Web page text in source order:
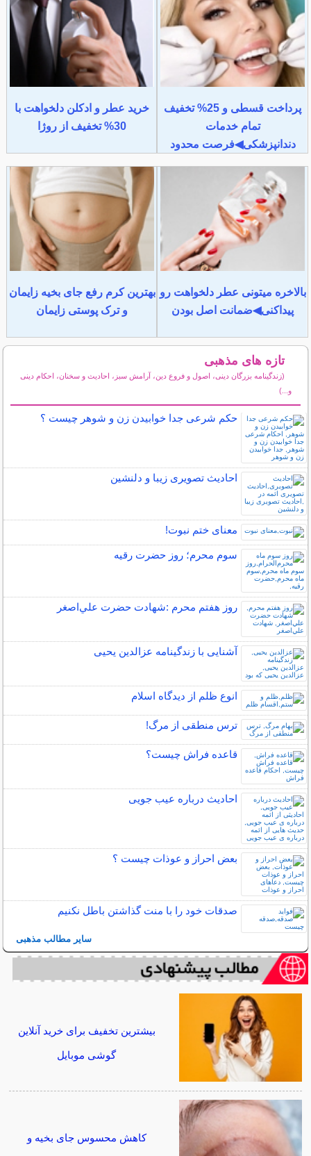
پرداخت قسطی و 25% تخفیف
تمام خدمات
دندانپزشکی◀فرصت محدود
خرید عطر و ادکلن دلخواهت با
30% تخفیف از روژا
بالاخره میتونی عطر دلخواهت رو
پیداکنی◀ضمانت اصل بودن
بهترین کرم رفع جای بخیه زایمان
و ترک پوستی زایمان
تازه های مذهبی
(زندگینامه بزرگان دینی، اصول و فروع دین، آرامش سبز، احادیث و سخنان، احکام دینی
و...)
حکم شرعی جدا خوابیدن زن و شوهر چیست ؟
احادیث تصویری زیبا و دلنشین
معنای ختم نبوت!
سوم محرم؛ روز حضرت رقیه
روز هفتم محرم :شهادت حضرت علي‌اصغر
آشنایی با زندگینامه عزالدین یحیی
انوع ظلم از دیدگاه اسلام
ترس منطقی از مرگ!
قاعده فراش چیست؟
احادیث درباره عیب جویی
بعض احراز و عوذات چیست ؟
صدقات خود را با منت گذاشتن باطل نکنیم
سایر مطالب مذهبی
بیشترین تخفیف برای خرید آنلاین
گوشی موبایل
کاهش محسوس جای بخیه و